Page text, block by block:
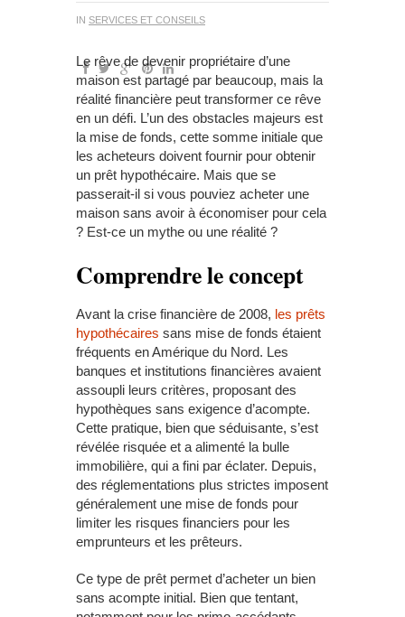
IN SERVICES ET CONSEILS
Le rêve de devenir propriétaire d’une
maison est partagé par beaucoup, mais la
réalité financière peut transformer ce rêve
en un défi. L’un des obstacles majeurs est
la mise de fonds, cette somme initiale que
les acheteurs doivent fournir pour obtenir
un prêt hypothécaire. Mais que se
passerait-il si vous pouviez acheter une
maison sans avoir à économiser pour cela
? Est-ce un mythe ou une réalité ?
Comprendre le concept
Avant la crise financière de 2008, les prêts
hypothécaires sans mise de fonds étaient
fréquents en Amérique du Nord. Les
banques et institutions financières avaient
assoupli leurs critères, proposant des
hypothèques sans exigence d’acompte.
Cette pratique, bien que séduisante, s’est
révélée risquée et a alimenté la bulle
immobilière, qui a fini par éclater. Depuis,
des réglementations plus strictes imposent
généralement une mise de fonds pour
limiter les risques financiers pour les
emprunteurs et les prêteurs.
Ce type de prêt permet d’acheter un bien
sans acompte initial. Bien que tentant,